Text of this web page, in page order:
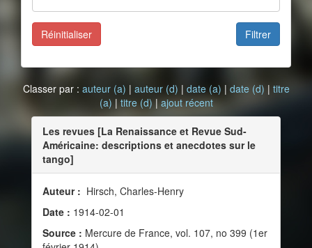
Filtrer
Réinitialiser
Classer par : auteur (a) | auteur (d) | date (a) | date (d) | titre
(a) | titre (d) |ajout récent
Les revues [La Renaissance et Revue Sud-
Américaine: descriptions et anecdotes sur le
tango]
Auteur : Hirsch, Charles-Henry
Date : 1914-02-01
Source : Mercure de France, vol. 107, no 399 (1er